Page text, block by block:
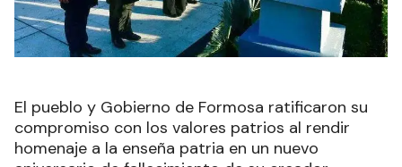
El pueblo y Gobierno de Formosa ratificaron su
compromiso con los valores patrios al rendir
homenaje a la enseña patria en un nuevo